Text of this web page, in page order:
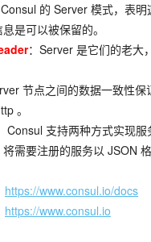
的 Server 模式，表明
是可以被保留的。
：Server 是它们的老大
节点之间的数据一致性
。
Consul 支持两种方式实现
需要注册的服务以 JSON
https://www.consul.io/docs
https://www.consul.io